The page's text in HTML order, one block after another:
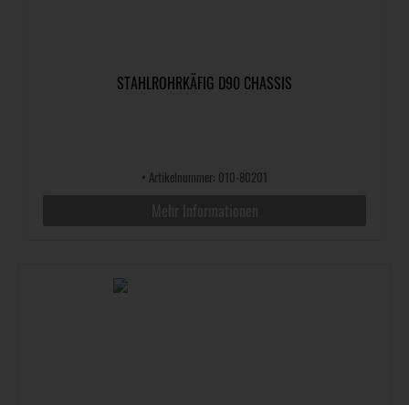
STAHLROHRKÄFIG D90 CHASSIS
• Artikelnummer: 010-80201